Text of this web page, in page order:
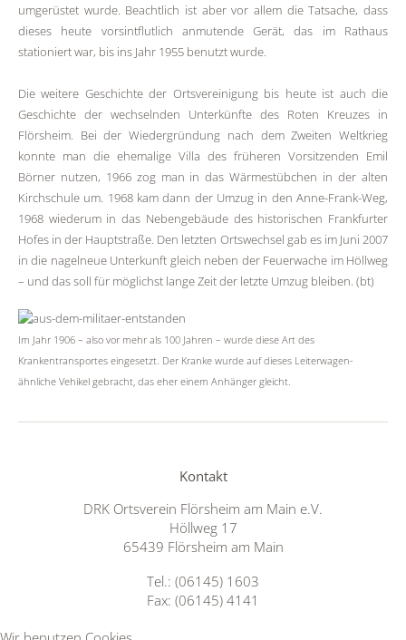
umgerüstet wurde. Beachtlich ist aber vor allem die Tatsache, dass
dieses heute vorsintflutlich anmutende Gerät, das im Rathaus
stationiert war, bis ins Jahr 1955 benutzt wurde.
Die weitere Geschichte der Ortsvereinigung bis heute ist auch die
Geschichte der wechselnden Unterkünfte des Roten Kreuzes in
Flörsheim. Bei der Wiedergründung nach dem Zweiten Weltkrieg
konnte man die ehemalige Villa des früheren Vorsitzenden Emil
Börner nutzen, 1966 zog man in das Wärmestübchen in der alten
Kirchschule um. 1968 kam dann der Umzug in den Anne-Frank-Weg,
1968 wiederum in das Nebengebäude des historischen Frankfurter
Hofes in der Hauptstraße. Den letzten Ortswechsel gab es im Juni 2007
in die nagelneue Unterkunft gleich neben der Feuerwache im Höllweg
– und das soll für möglichst lange Zeit der letzte Umzug bleiben. (bt)
Im Jahr 1906 – also vor mehr als 100 Jahren – wurde diese Art des
Krankentransportes eingesetzt. Der Kranke wurde auf dieses Leiterwagen-
ähnliche Vehikel gebracht, das eher einem Anhänger gleicht.
Kontakt
DRK Ortsverein Flörsheim am Main e.V.
Höllweg 17
65439 Flörsheim am Main
Tel.: (06145) 1603
Fax: (06145) 4141